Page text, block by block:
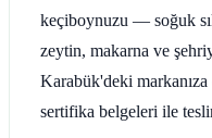
keçiboynuzu — soğuk
zeytin, makarna ve
Karabük'deki
sertifika belgeleri ile